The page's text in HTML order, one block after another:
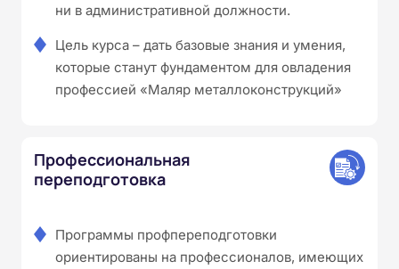
ни в административной должности.
Цель курса – дать базовые знания и умения,
которые станут фундаментом для овладения
профессией «Маляр металлоконструкций»
Профессиональная
переподготовка
Программы профпереподготовки
ориентированы на профессионалов, имеющих